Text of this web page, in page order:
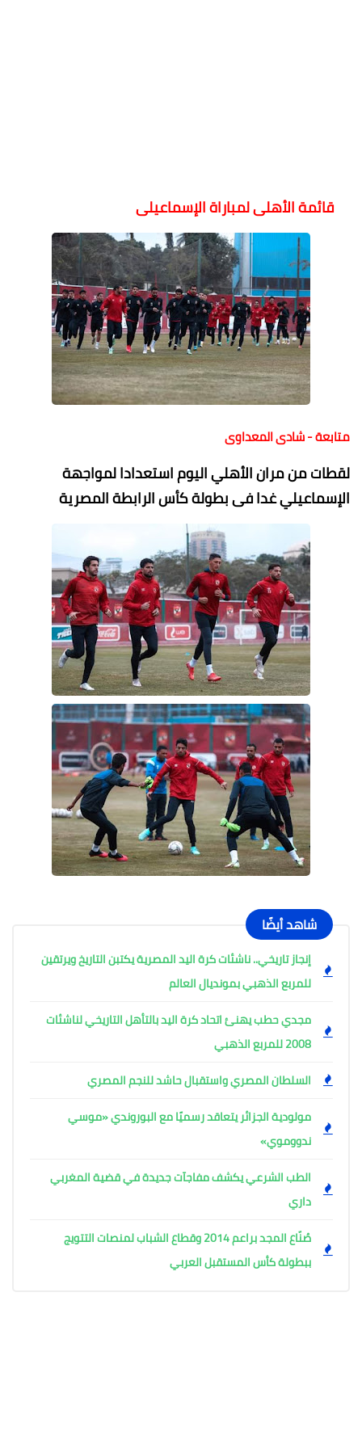
قائمة الأهلى لمباراة الإسماعيلى
متابعة - شادى المعداوى
لقطات من مران الأهلي اليوم استعدادا لمواجهة
الإسماعيلي غدا فى بطولة كأس الرابطة المصرية
شاهد أيضًا
إنجاز تاريخي.. ناشئات كرة اليد المصرية يكتبن التاريخ ويرتقين
للمربع الذهبي بمونديال العالم
مجدي حطب يهنئ اتحاد كرة اليد بالتأهل التاريخي لناشئات
2008 للمربع الذهبي
السلطان المصري واستقبال حاشد للنجم المصري
مولودية الجزائر يتعاقد رسميًا مع البوروندي «موسي
ندووموي»
الطب الشرعي يكشف مفاجآت جديدة في قضية المغربي
داري
صُنّاع المجد براعم 2014 وقطاع الشباب لمنصات التتويج
ببطولة كأس المستقبل العربي